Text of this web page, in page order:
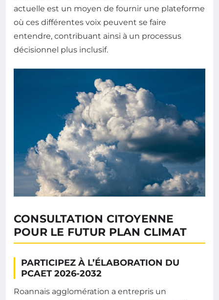
actuelle est un moyen de fournir une plateforme
où ces différentes voix peuvent se faire
entendre, contribuant ainsi à un processus
décisionnel plus inclusif.
CONSULTATION CITOYENNE
POUR LE FUTUR PLAN CLIMAT
PARTICIPEZ À L’ÉLABORATION DU
PCAET 2026-2032
Roannais agglomération a entrepris un